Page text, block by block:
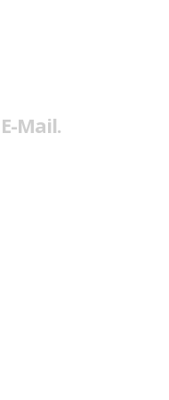
Mail.